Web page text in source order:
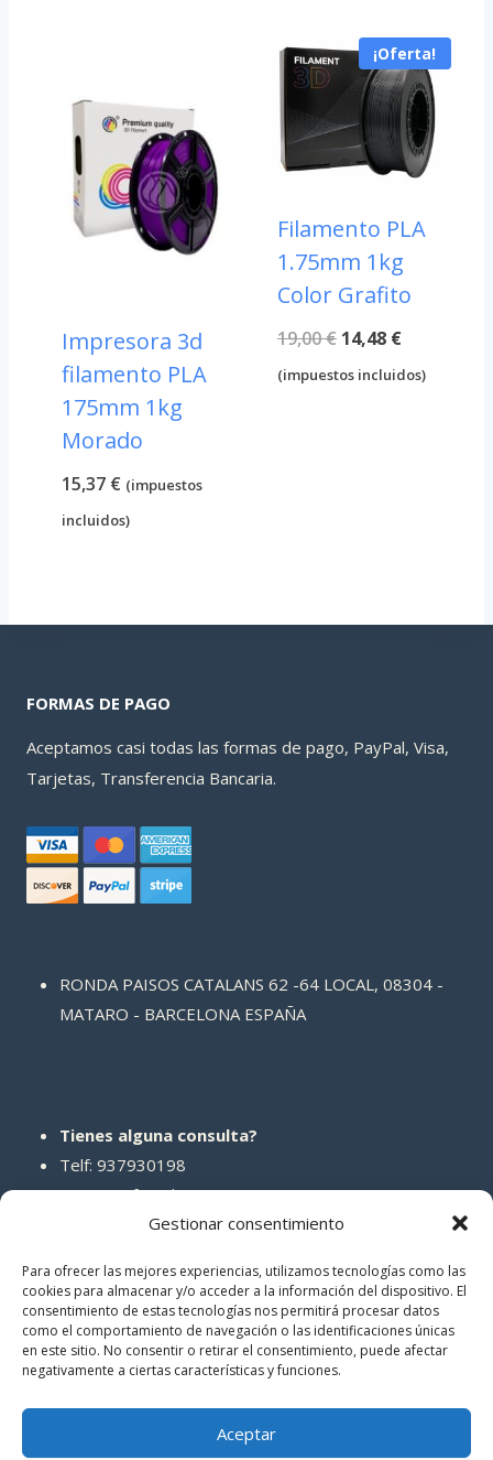
Gestionar consentimiento
Para ofrecer las mejores experiencias, utilizamos tecnologías como las
cookies para almacenar y/o acceder a la información del dispositivo. El
consentimiento de estas tecnologías nos permitirá procesar datos
como el comportamiento de navegación o las identificaciones únicas
en este sitio. No consentir o retirar el consentimiento, puede afectar
negativamente a ciertas características y funciones.
Aceptar
19,00 €.14,48 €.
Impresora 3d
filamento PLA
175mm 1kg
Morado
15,37 € (impuestos
incluidos)
¡Oferta!
Filamento PLA
1.75mm 1kg
Color Grafito
19,00€ El
precio
14,48 €El
precio
(impuestos incluidos)
FORMAS DE PAGO
Aceptamos casi todas las formas de pago, PayPal, Visa,
Tarjetas, Transferencia Bancaria.
RONDA PAISOS CATALANS 62 -64 LOCAL, 08304 -
MATARO - BARCELONA ESPAÑA
Tienes alguna consulta?
Telf: 937930198
Correo: info@abcreparaciones.com
REDES SOCIALES